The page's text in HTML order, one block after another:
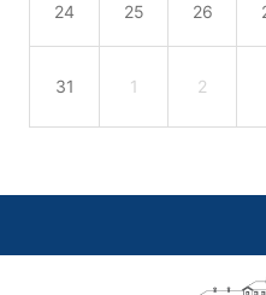
24 25 26
31 1 2